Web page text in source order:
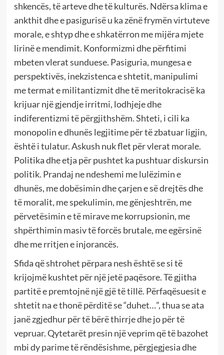
shkencës, të arteve dhe të kulturës. Ndërsa klima e
ankthit dhe e pasigurisë u ka zënë frymën virtuteve
morale, e shtyp dhe e shkatërron me mijëra mjete
lirinë e mendimit. Konformizmi dhe përfitimi
mbeten vlerat sunduese. Pasiguria, mungesa e
perspektivës, inekzistenca e shtetit, manipulimi
me termat e militantizmit dhe të meritokracisë ka
krijuar një gjendje irritmi, lodhjeje dhe
indiferentizmi të përgjithshëm. Shteti, i cili ka
monopolin e dhunës legjitime për të zbatuar ligjin,
është i tulatur. Askush nuk flet për vlerat morale.
Politika dhe etja për pushtet ka pushtuar diskursin
politik. Prandaj ne ndeshemi me lulëzimin e
dhunës, me dobësimin dhe çarjen e së drejtës dhe
të moralit, me spekulimin, me gënjeshtrën, me
përvetësimin e të mirave me korrupsionin, me
shpërthimin masiv të forcës brutale, me egërsinë
dhe me rritjen e injorancës.
Sfida që shtrohet përpara nesh është se si të
krijojmë kushtet për një jetë paqësore. Të gjitha
partitë e premtojnë një gjë të tillë. Përfaqësuesit e
shtetit na e thonë përditë se “duhet…”, thua se ata
janë zgjedhur për të bërë thirrje dhe jo për të
vepruar. Qytetarët presin një veprim që të bazohet
mbi dy parime të rëndësishme, përgjegjesia dhe